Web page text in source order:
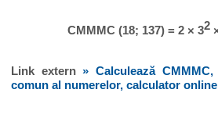
CMMMC (18; 137) = 2 × 32
Link extern» Calculează
comun al numerelor, calculator online